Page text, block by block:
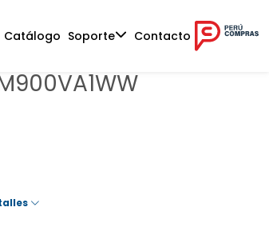
Catálogo Soporte Contacto